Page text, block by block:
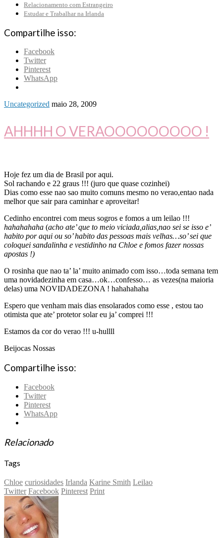
Relacionamento com Estrangeiro
Estudar e Trabalhar na Irlanda
Compartilhe isso:
Facebook
Twitter
Pinterest
WhatsApp
Uncategorized maio 28, 2009
AHHHH O VERAOOOOOOOOO !
Hoje fez um dia de Brasil por aqui.
Sol rachando e 22 graus !!! (juro que quase cozinhei)
Dias como esse nao sao muito comuns mesmo no verao,entao nada
melhor que sair para caminhar e aproveitar!
Cedinho encontrei com meus sogros e fomos a um leilao !!!
hahahahaha (acho ate’ que to meio viciada,alias,nao sei se isso e’
habito por aqui ou so’ habito das pessoas mais velhas…so’ sei que
coloquei sandalinha e vestidinho na Chloe e fomos fazer nossas
apostas !)
O rosinha que nao ta’ la’ muito animado com isso…toda semana tem
uma novidadezinha em casa…ok…confesso… as vezes(na maioria
delas) uma NOVIDADEZONA ! hahahahaha
Espero que venham mais dias ensolarados como esse , estou tao
otimista que ate’ protetor solar eu ja’ comprei !!!
Estamos da cor do verao !!! u-hullll
Beijocas Nossas
Compartilhe isso:
Facebook
Twitter
Pinterest
WhatsApp
Relacionado
Tags
Chloe curiosidades Irlanda Karine Smith Leilao
Twitter Facebook Pinterest Print